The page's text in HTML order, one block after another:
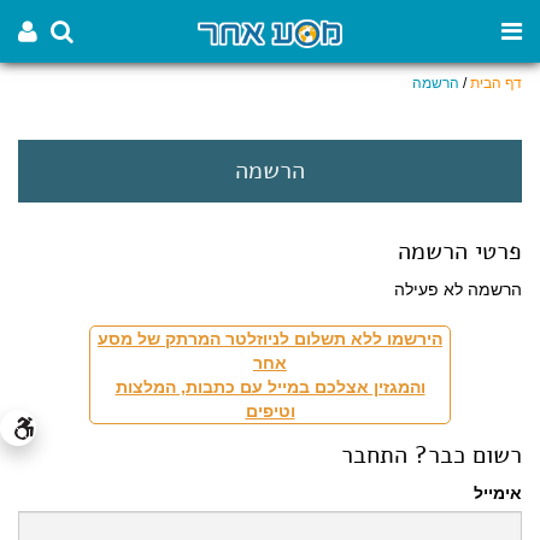
דף הבית/ הרשמה
הרשמה
פרטי הרשמה
הרשמה לא פעילה
הירשמו ללא תשלום לניוזלטר המרתק של מסע
אחר
והמגזין אצלכם במייל עם כתבות, המלצות
וטיפים
רשום כבר? התחבר
אימייל